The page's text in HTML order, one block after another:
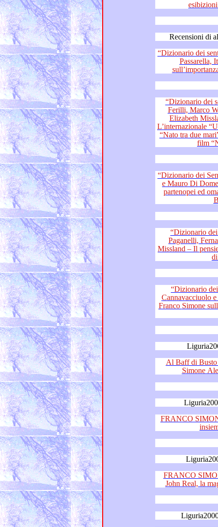
“Dizionario dei sentimenti”:
Passarella, Italo Mastrolia –
“Dizionario dei
Ferilli, Marco Werba, Fernando
Elizabeth Missland, fans di Franco Simone –
L’internazionale “Un amore
“Nato tra due mari” e il Globo d’oro “Accanto” del
film
“Dizionario dei
e Mauro Di
partenopei ed omaggio a Morricone, Totò, Lucio
“Dizionario dei
Paganelli, Fernando Fratarcangeli
Missland – Il pensiero di Franco Simone sul Festival
“Dizionario dei
Cannavacciuolo e Carlo D’Andrea
Franco Simone sulla situazione della musica italiana
Al Baff di Busto Arsizio,
FRANCO
FRANCO